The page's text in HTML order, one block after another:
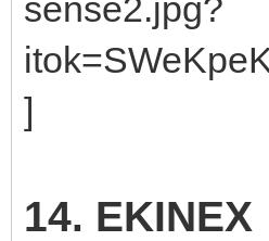
14. EKINEX